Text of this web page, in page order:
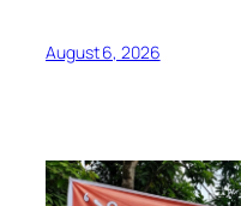
August 6, 2026